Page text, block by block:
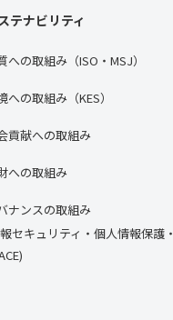
テナビリティ
への取組み（ISO・MSJ）
への取組み（KES）
貢献への取組み
への取組み
ナンスの取組み
セキュリティ・個人情報保護・